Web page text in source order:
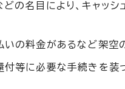
の名目により、キャッ
いの料金があるなど架空
付等に必要な手続きを